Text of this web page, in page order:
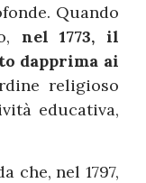
Quando
nel 1773, il
dapprima ai
religioso
educativa,
che, nel 1797,